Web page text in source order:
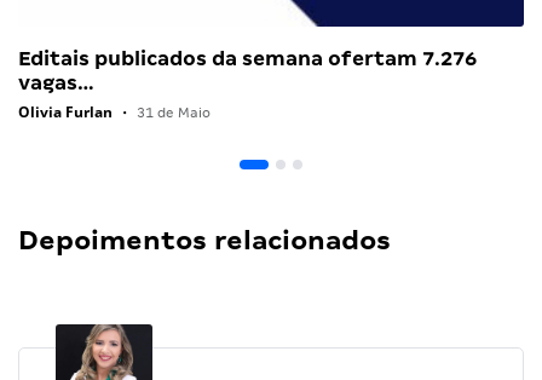
Editais publicados da semana ofertam 7.276
vagas…
Olivia Furlan • 31 de Maio
Depoimentos relacionados